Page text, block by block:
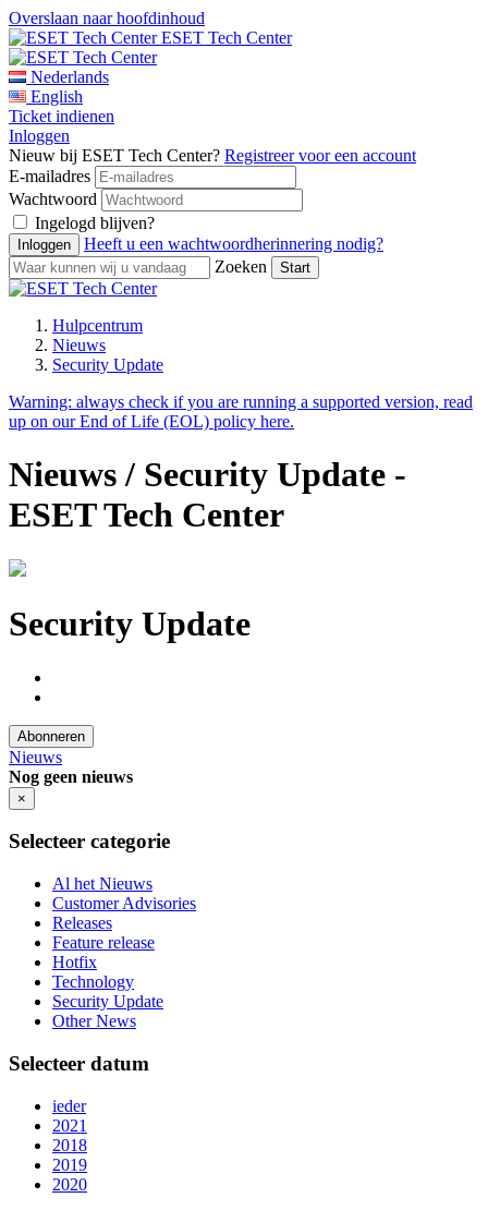
Overslaan naar hoofdinhoud
ESET Tech Center
Nederlands
English
Ticket indienen
Inloggen
Nieuw bij ESET Tech Center? Registreer voor een account
E-mailadres
Wachtwoord
Ingelogd blijven?
Heeft u een wachtwoordherinnering nodig?
Zoeken
Hulpcentrum
Nieuws
Security Update
Warning: always check if you are running a supported version, read
up on our End of Life (EOL) policy here.
Nieuws / Security Update -
ESET Tech Center
Security Update
Abonneren
Nieuws
Nog geen nieuws
×
Selecteer categorie
Al het Nieuws
Customer Advisories
Releases
Feature release
Hotfix
Technology
Security Update
Other News
Selecteer datum
ieder
2021
2018
2019
2020